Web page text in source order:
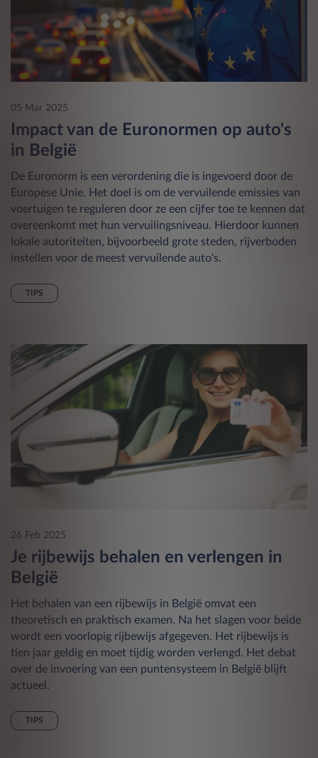
05 Mar 2025
Impact van de Euronormen op auto's
in België
De Euronorm is een verordening die is ingevoerd door de
Europese Unie. Het doel is om de vervuilende emissies van
voertuigen te reguleren door ze een cijfer toe te kennen dat
overeenkomt met hun vervuilingsniveau. Hierdoor kunnen
lokale autoriteiten, bijvoorbeeld grote steden, rijverboden
instellen voor de meest vervuilende auto's.
TIPS
26 Feb 2025
Je rijbewijs behalen en verlengen in
België
Het behalen van een rijbewijs in België omvat een
theoretisch en praktisch examen. Na het slagen voor beide
wordt een voorlopig rijbewijs afgegeven. Het rijbewijs is
tien jaar geldig en moet tijdig worden verlengd. Het debat
over de invoering van een puntensysteem in België blijft
actueel.
TIPS